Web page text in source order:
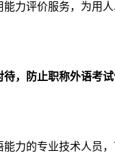
力评价服务，为用
防止职称外语考试
的专业技术人员，